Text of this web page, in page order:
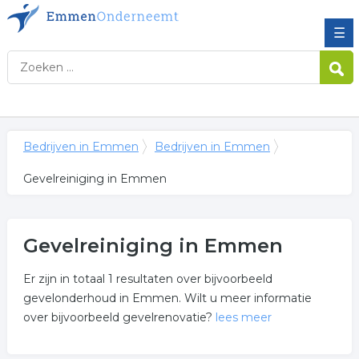
☰
Bedrijven in Emmen Bedrijven in Emmen
Gevelreiniging in Emmen
Gevelreiniging in Emmen
Er zijn in totaal 1 resultaten over bijvoorbeeld
gevelonderhoud in Emmen. Wilt u meer informatie
over bijvoorbeeld gevelrenovatie? lees meer